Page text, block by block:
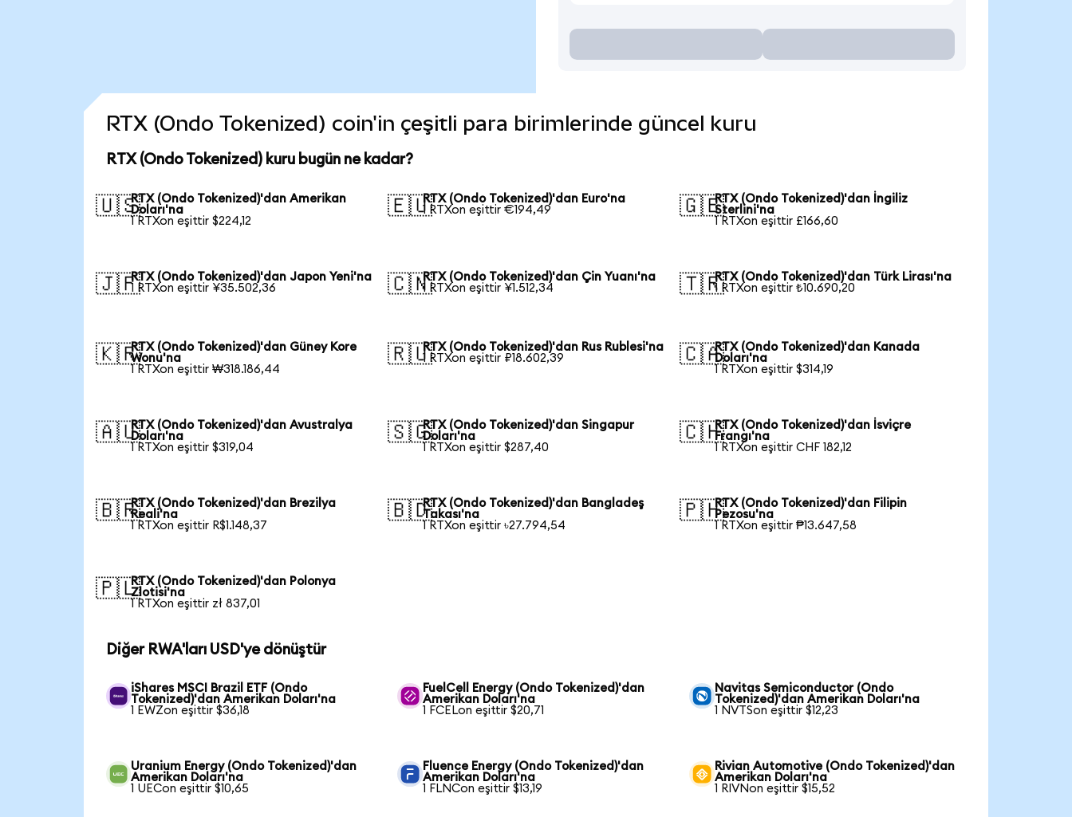
RTX (Ondo Tokenized) coin'in çeşitli para birimlerinde güncel kuru
RTX (Ondo Tokenized) kuru bugün ne kadar?
🇺🇸RTX (Ondo Tokenized)'dan Amerikan
Doları'na
1 RTXon eşittir $224,12
🇪🇺RTX (Ondo Tokenized)'dan Euro'na
1 RTXon eşittir €194,49
🇬🇧RTX (Ondo Tokenized)'dan İngiliz
Sterlini'na
1 RTXon eşittir £166,60
🇯🇵RTX (Ondo Tokenized)'dan Japon Yeni'na
1 RTXon eşittir ¥35.502,36
🇨🇳RTX (Ondo Tokenized)'dan Çin Yuanı'na
1 RTXon eşittir ¥1.512,34
🇹🇷RTX (Ondo Tokenized)'dan Türk Lirası'na
1 RTXon eşittir ₺10.690,20
🇰🇷RTX (Ondo Tokenized)'dan Güney Kore
Wonu'na
1 RTXon eşittir ₩318.186,44
🇷🇺RTX (Ondo Tokenized)'dan Rus Rublesi'na
1 RTXon eşittir ₽18.602,39
🇨🇦RTX (Ondo Tokenized)'dan Kanada
Doları'na
1 RTXon eşittir $314,19
🇦🇺RTX (Ondo Tokenized)'dan Avustralya
Doları'na
1 RTXon eşittir $319,04
🇸🇬RTX (Ondo Tokenized)'dan Singapur
Doları'na
1 RTXon eşittir $287,40
🇨🇭RTX (Ondo Tokenized)'dan İsviçre
Frangı'na
1 RTXon eşittir CHF 182,12
🇧🇷RTX (Ondo Tokenized)'dan Brezilya
Reali'na
1 RTXon eşittir R$1.148,37
🇧🇩RTX (Ondo Tokenized)'dan Bangladeş
Takası'na
1 RTXon eşittir ৳27.794,54
🇵🇭RTX (Ondo Tokenized)'dan Filipin
Pezosu'na
1 RTXon eşittir ₱13.647,58
🇵🇱RTX (Ondo Tokenized)'dan Polonya
Zlotisi'na
1 RTXon eşittir zł 837,01
Diğer RWA'ları USD'ye dönüştür
iShares MSCI Brazil ETF (Ondo
Tokenized)'dan Amerikan Doları'na
1 EWZon eşittir $36,18
FuelCell Energy (Ondo Tokenized)'dan
Amerikan Doları'na
1 FCELon eşittir $20,71
Navitas Semiconductor (Ondo
Tokenized)'dan Amerikan Doları'na
1 NVTSon eşittir $12,23
Uranium Energy (Ondo Tokenized)'dan
Amerikan Doları'na
1 UECon eşittir $10,65
Fluence Energy (Ondo Tokenized)'dan
Amerikan Doları'na
1 FLNCon eşittir $13,19
Rivian Automotive (Ondo Tokenized)'dan
Amerikan Doları'na
1 RIVNon eşittir $15,52